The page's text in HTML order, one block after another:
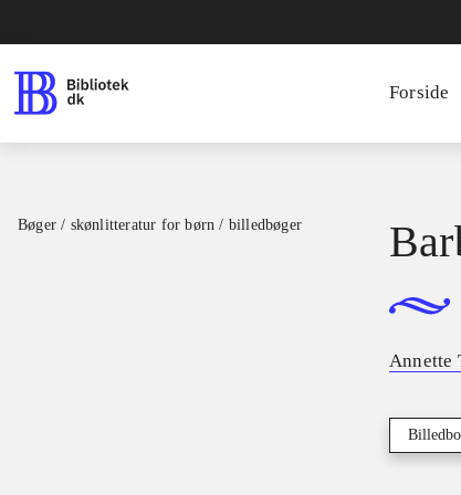
Forside
Bøger / skønlitteratur for børn / billedbøger
Annette